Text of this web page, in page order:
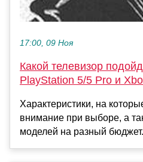
17:00, 09 Ноя
Какой телевизор
PlayStation 5/5 Pro и
Характеристики, на
внимание при выборе, а
моделей на разный